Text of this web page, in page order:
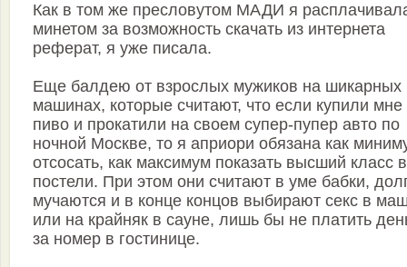
Как в том же пресловутом МАДИ я
минетом за возможность скачать из интернета
реферат, я уже писала.
Еще балдею от взрослых мужиков на шикарных
машинах, которые считают, что если купили мне
пиво и прокатили на своем супер-пупер авто по
ночной Москве, то я априори обязана как
отсосать, как максимум показать высший класс в
постели. При этом они считают в уме бабки,
мучаются и в конце концов выбирают секс в
или на крайняк в сауне, лишь бы не платить
за номер в гостинице.